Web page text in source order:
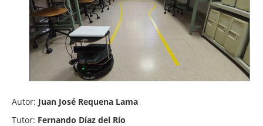
Autor: Juan José Requena Lama
Tutor: Fernando Díaz del Río